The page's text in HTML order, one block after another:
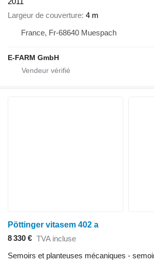
Largeur de couverture 4 m
France, Fr-68640 Muespach
E-FARM GmbH
Pöttinger vitasem 402 a
8 330 € TVA incluse
Semoirs et planteuses mécaniques -